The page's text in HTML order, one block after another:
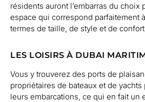
résidents auront l’embarras du choix
espace qui correspond parfaitement
termes de taille, de style et de
LES LOISIRS À DUBAI
Vous y trouverez des ports de
propriétaires de bateaux et de yachts
leurs embarcations, ce qui en fait un